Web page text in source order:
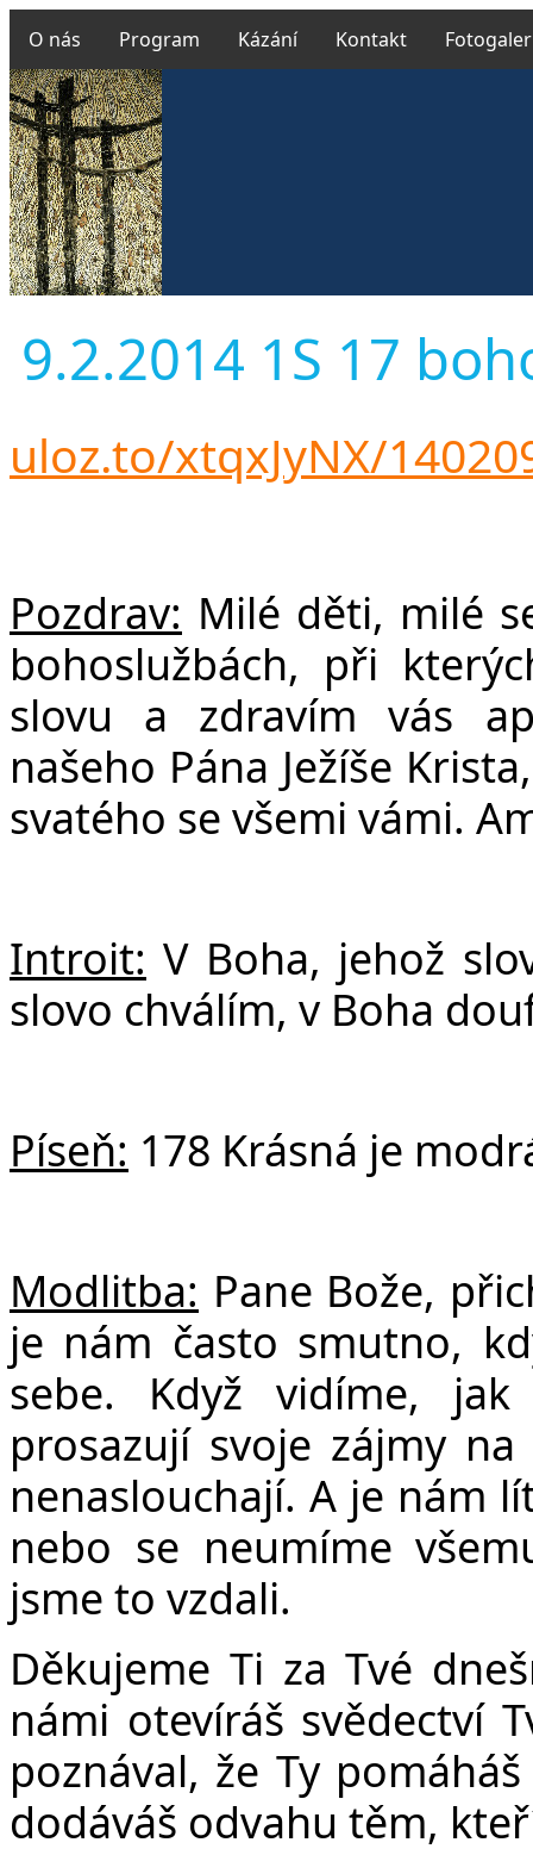
O nás Program Kázání Kontakt
9.2.2014 1S 17
uloz.to/xtqxJyNX/
Pozdrav: Milé děti, milé
bohoslužbách, při
slovu a zdravím vás
našeho Pána Ježíše
svatého se všemi vámi.
Introit: V Boha, jehož
slovo chválím, v Boha
Píseň: 178 Krásná je
Modlitba: Pane Bože,
je nám často smutno,
sebe. Když vidíme,
prosazují svoje zájmy
nenaslouchají. A je nám
nebo se neumíme
jsme to vzdali.
Děkujeme Ti za Tvé
námi otevíráš svědectví
poznával, že Ty
dodáváš odvahu těm,